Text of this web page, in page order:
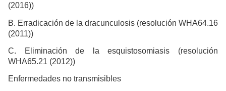
(2016))
B. Erradicación de la dracunculosis (resolución WHA64.16
(2011))
C. Eliminación de la esquistosomiasis (resolución
WHA65.21 (2012))
Enfermedades no transmisibles